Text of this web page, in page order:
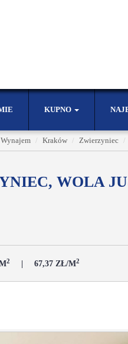
KUPNO
Wynajem Kraków Zwierzyniec
WOLA
2 67,37 ZŁ/M2